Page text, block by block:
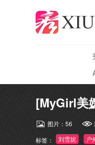
[MyGirl美
图片： 56
标签：
刘雪妮 户